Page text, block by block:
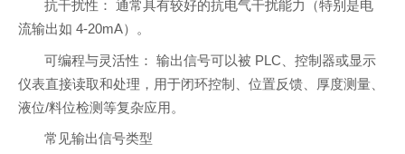
抗干扰性： 通常具有较好的抗电气干扰能力（特别是电
流输出如 4-20mA）。
可编程与灵活性： 输出信号可以被 PLC、控制器或显示
仪表直接读取和处理，用于闭环控制、位置反馈、厚度测量、
液位/料位检测等复杂应用。
常见输出信号类型